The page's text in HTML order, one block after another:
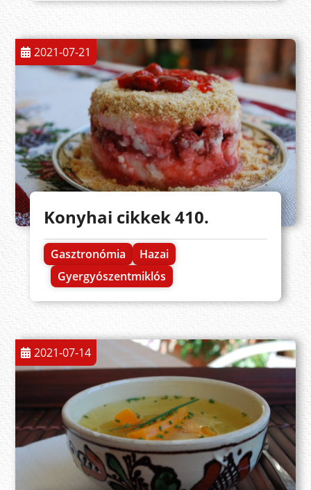
2021-07-21
Konyhai cikkek 410.
Gasztronómia
Hazai
Gyergyószentmiklós
2021-07-14